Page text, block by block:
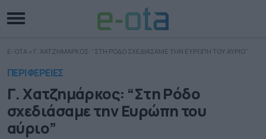
E-OTA » Γ. ΧΑΤΖΗΜΑΡΚΟΣ: “ΣΤΗ ΡΟΔΟ ΣΧΕΔΙΑΣΑΜΕ ΤΗΝ ΕΥΡΩΠΗ ΤΟΥ ΑΥΡΙΟ”
ΠΕΡΙΦΕΡΕΙΕΣ
Γ. Χατζημάρκος: “Στη Ρόδο
σχεδιάσαμε την Ευρώπη του
αύριο”